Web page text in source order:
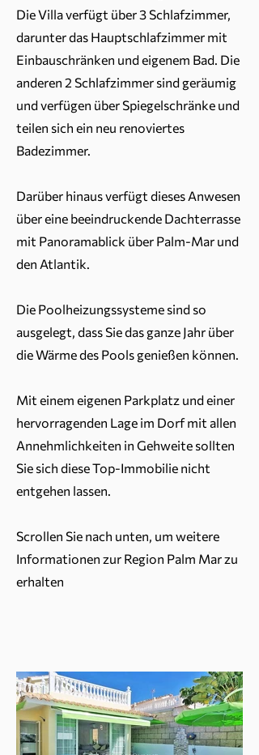
Die Villa verfügt über 3 Schlafzimmer,
darunter das Hauptschlafzimmer mit
Einbauschränken und eigenem Bad. Die
anderen 2 Schlafzimmer sind geräumig
und verfügen über Spiegelschränke und
teilen sich ein neu renoviertes
Badezimmer.
Darüber hinaus verfügt dieses Anwesen
über eine beeindruckende Dachterrasse
mit Panoramablick über Palm-Mar und
den Atlantik.
Die Poolheizungssysteme sind so
ausgelegt, dass Sie das ganze Jahr über
die Wärme des Pools genießen können.
Mit einem eigenen Parkplatz und einer
hervorragenden Lage im Dorf mit allen
Annehmlichkeiten in Gehweite sollten
Sie sich diese Top-Immobilie nicht
entgehen lassen.
Scrollen Sie nach unten, um weitere
Informationen zur Region Palm Mar zu
erhalten